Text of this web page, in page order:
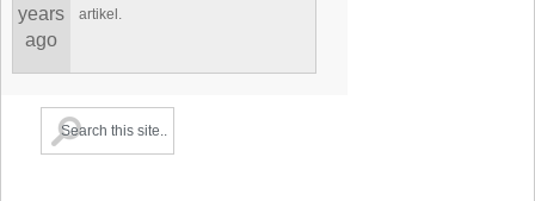
years
ago
artikel.